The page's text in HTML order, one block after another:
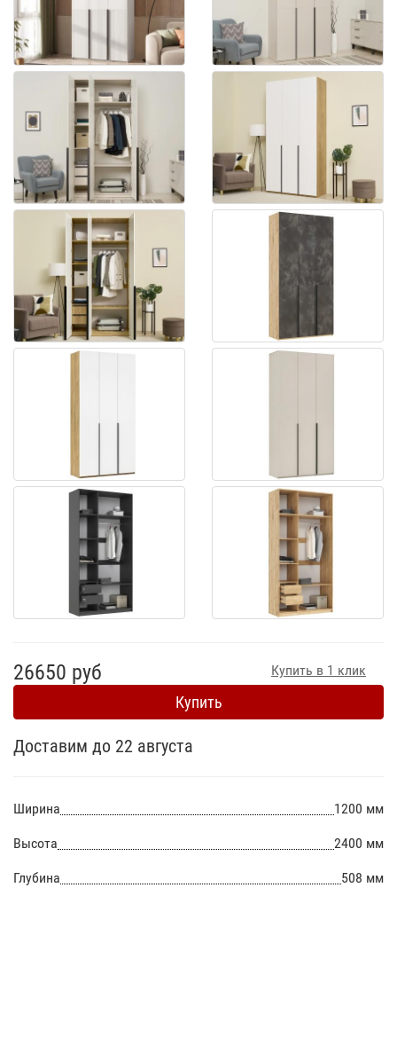
Купить в 1 клик
26650 руб
Купить
Доставим до 22 августа
Ширина 1200 мм
Высота 2400 мм
Глубина 508 мм